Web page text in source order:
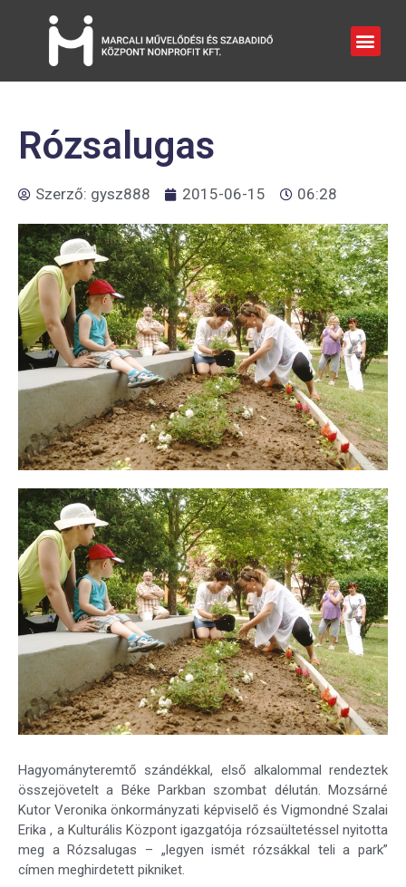
Rózsalugas
Szerző: gysz888 2015-06-15 06:28
Hagyományteremtő szándékkal, első alkalommal rendeztek
összejövetelt a Béke Parkban szombat délután. Mozsárné
Kutor Veronika önkormányzati képviselő és Vigmondné Szalai
Erika , a Kulturális Központ igazgatója rózsaültetéssel nyitotta
meg a Rózsalugas – „legyen ismét rózsákkal teli a park”
címen meghirdetett pikniket.